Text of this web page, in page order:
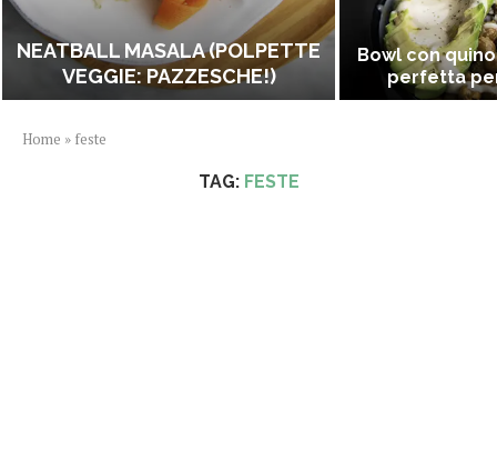
NEATBALL MASALA (POLPETTE
VEGGIE: PAZZESCHE!)
Bowl con
perfetta
Home » feste
TAG: FESTE